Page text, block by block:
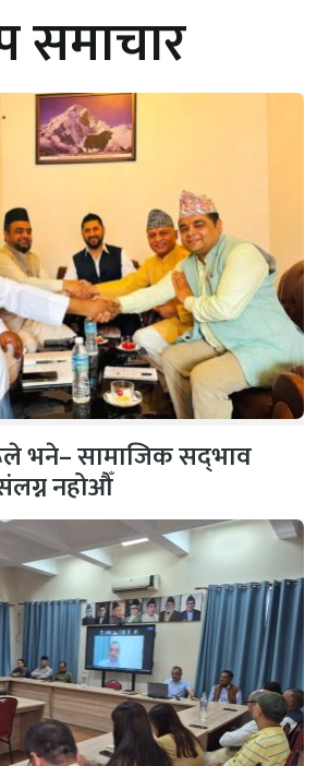
समाचार
भने– सामाजिक सद्‌भाव
नहोऔँ